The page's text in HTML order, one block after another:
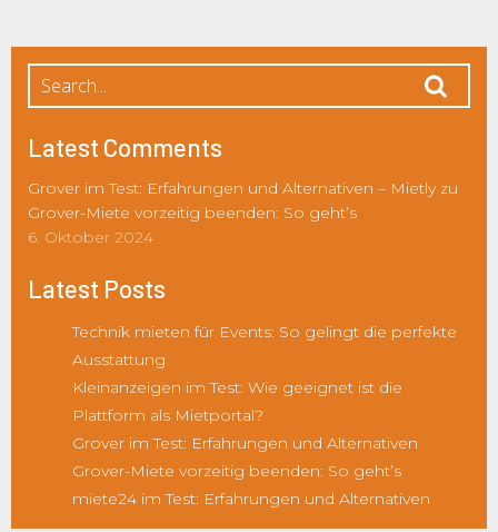
Latest Comments
Grover im Test: Erfahrungen und Alternativen – Mietlyzu
Grover-Miete vorzeitig beenden: So geht’s
6. Oktober 2024
Latest Posts
Technik mieten für Events: So gelingt die perfekte
Ausstattung
Kleinanzeigen im Test: Wie geeignet ist die
Plattform als Mietportal?
Grover im Test: Erfahrungen und Alternativen
Grover-Miete vorzeitig beenden: So geht’s
miete24 im Test: Erfahrungen und Alternativen